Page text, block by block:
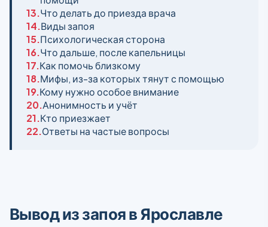
13.Что делать до приезда врача
14.Виды запоя
15.Психологическая сторона
16.Что дальше, после капельницы
17.Как помочь близкому
18.Мифы, из-за которых тянут с помощью
19.Кому нужно особое внимание
20.Анонимность и учёт
21.Кто приезжает
22.Ответы на частые вопросы
Вывод из запоя в Ярославле